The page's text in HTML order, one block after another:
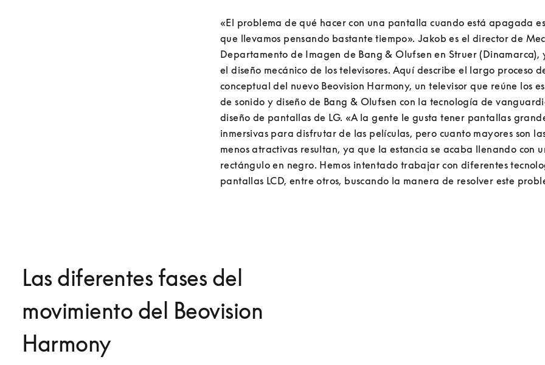
«El problema de qué hacer con una pantalla cuando está apagada
que llevamos pensando bastante tiempo». Jakob es el director de
Departamento de Imagen de Bang & Olufsen en Struer (Dinamarca),
el diseño mecánico de los televisores. Aquí describe el largo proceso
conceptual del nuevo Beovision Harmony, un televisor que reúne los
de sonido y diseño de Bang & Olufsen con la tecnología de
diseño de pantallas de LG. «A la gente le gusta tener pantallas
inmersivas para disfrutar de las películas, pero cuanto mayores son
menos atractivas resultan, ya que la estancia se acaba llenando con
rectángulo en negro. Hemos intentado trabajar con diferentes
pantallas LCD, entre otros, buscando la manera de resolver este
Las diferentes fases del
movimiento del Beovision
Harmony